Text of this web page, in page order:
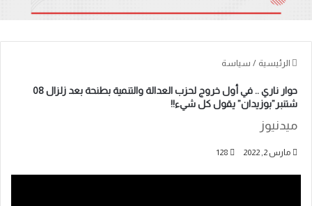
الرئيسية / سياسة
حوار ناري .. في أول خروج لحزب العدالة والتنمية بطنحة بعد زلزال 08
شتنبر”بوزيدان” يقول كل شيء!!
ميدنيوز
مارس 2, 2022 128